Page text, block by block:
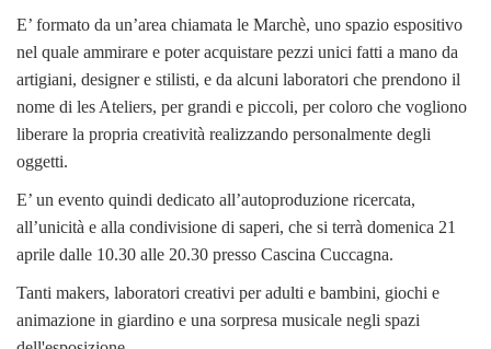
E’ formato da un’area chiamata le Marchè, uno spazio espositivo
nel quale ammirare e poter acquistare pezzi unici fatti a mano da
artigiani, designer e stilisti, e da alcuni laboratori che prendono il
nome di les Ateliers, per grandi e piccoli, per coloro che vogliono
liberare la propria creatività realizzando personalmente degli
oggetti.
E’ un evento quindi dedicato all’autoproduzione ricercata,
all’unicità e alla condivisione di saperi, che si terrà domenica 21
aprile dalle 10.30 alle 20.30 presso Cascina Cuccagna.
Tanti makers, laboratori creativi per adulti e bambini, giochi e
animazione in giardino e una sorpresa musicale negli spazi